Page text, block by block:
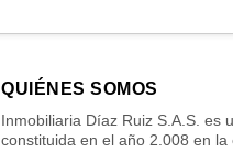
QUIÉNES SOMOS
Inmobiliaria Díaz Ruiz S.A.S. es
constituida en el año 2.008 en